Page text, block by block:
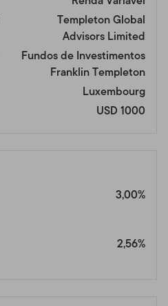
Templeton Global
Advisors Limited
Fundos de Investimentos
Franklin Templeton
Luxembourg
USD 1000
3,00%
2,56%